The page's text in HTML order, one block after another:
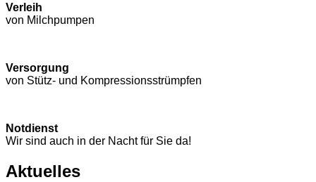
Verleih
von Milchpumpen
Versorgung
von Stütz- und Kompressions­strümpfen
Notdienst
Wir sind auch in der Nacht für Sie da!
Aktuelles